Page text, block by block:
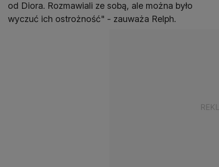
od Diora. Rozmawiali ze sobą, ale można było
wyczuć ich ostrożność" - zauważa Relph.